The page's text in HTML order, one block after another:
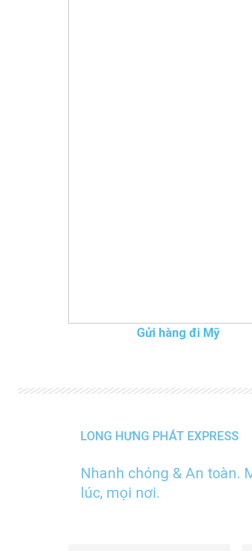
Gửi hàng đi Mỹ
LONG HƯNG PHÁT EXPRESS
Nhanh chóng & An toàn.
lúc, mọi nơi.